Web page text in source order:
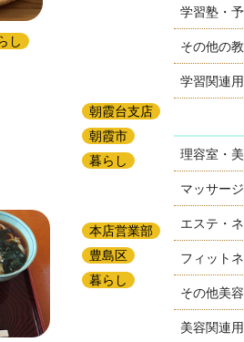
学習塾・
その他の
学習関連
理容室・
マッサー
エステ・
フィット
その他美
美容関連
し
朝霞台支店
朝霞市
暮らし
本店営業部
豊島区
暮らし